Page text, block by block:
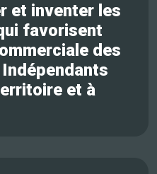
et inventer les
favorisent
des
et à